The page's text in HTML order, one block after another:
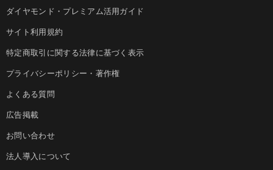
ダイヤモンド・プレミアム活用ガイド
サイト利用規約
特定商取引に関する法律に基づく表示
プライバシーポリシー・著作権
よくある質問
広告掲載
お問い合わせ
法人導入について